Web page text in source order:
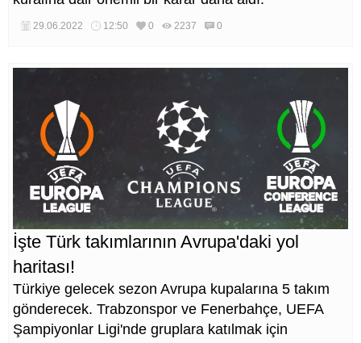
29.06.2022 12:50 0 2237 0
İşte Türk takımlarının Avrupa'daki yol
haritası!
Türkiye gelecek sezon Avrupa kupalarına 5 takım
gönderecek. Trabzonspor ve Fenerbahçe, UEFA
Şampiyonlar Ligi'nde gruplara katılmak için